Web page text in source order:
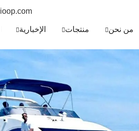
من نحن منتجات الإخبارية